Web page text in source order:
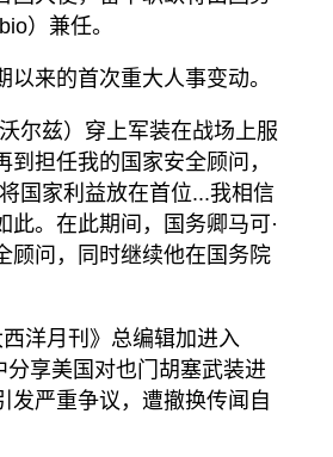
）兼任。
来的首次重大人事变动。
尔兹）穿上军装在战场上服
担任我的国家安全顾问，
国家利益放在首位...我相信
此。在此期间，国务卿马可·
顾问，同时继续他在国务院
洋月刊》总编辑加进入
分享美国对也门胡塞武装进
发严重争议，遭撤换传闻自